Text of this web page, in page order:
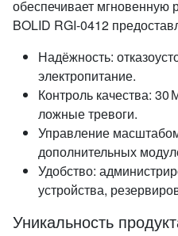
обеспечивает мгновенную
BOLID RGI‑0412
Надёжность:
электропитание.
Контроль качества:
ложные тревоги.
Управление
дополнительных
Удобство:
устройства,
Уникальность